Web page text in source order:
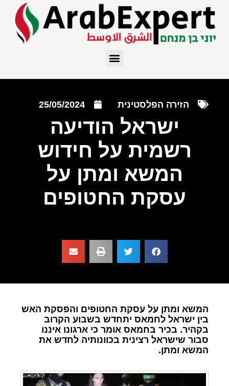
הזירה הפלסטינית 25/05/2024
ישראל הודיעה
רשמית על חידוש
המשא ומתן על
עסקת החטופים
המשא ומתן על עסקת החטופים והפסקת האש
בין ישראל לחמאס יתחדש בשבוע הקרוב
בקהיר. בכיר בחמאס אומר כי ארגונו איננו
סבור שישראל רצינית בכוונותיה לחדש את
המשא ומתן.